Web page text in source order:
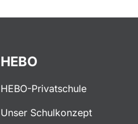
HEBO
HEBO-Privatschule
Unser Schulkonzept